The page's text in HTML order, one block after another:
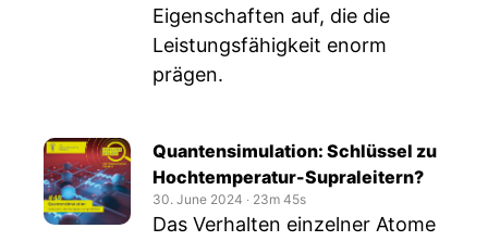
Eigenschaften auf, die die
Leistungsfähigkeit enorm
prägen.
Quantensimulation: Schlüssel zu
Hochtemperatur-Supraleitern?
30. June 2024 ‧ 23m 45s
Das Verhalten einzelner Atome